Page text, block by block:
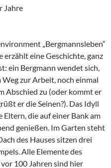
Jahre
„Bergmannsleben“
eine Geschichte, ganz
ein Bergmann wendet sich,
zur Arbeit, noch einmal
Abschied zu (oder kommt er
er die Seinen?). Das Idyll
die auf einer Bank am
genießen. Im Garten steht
des Hauses sitzen drei
Alle Elemente des
100 Jahren sind hier